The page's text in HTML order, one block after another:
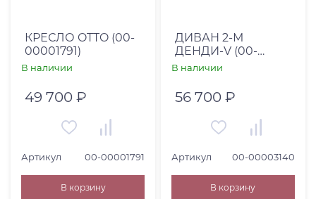
КРЕСЛО OTTO (00-
00001791)
В наличии
49 700 ₽
Артикул 00-00001791
В корзину
ДИВАН 2-М
ДЕНДИ-V (00-
00003140)
В наличии
56 700 ₽
Артикул 00-00003140
В корзину